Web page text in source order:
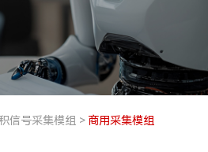
信号采集模组 > 商用采集模组